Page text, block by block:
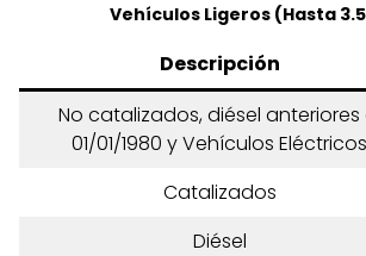
Vehículos Ligeros (Hasta
Descripción
No catalizados, diésel anteriores
01/01/1980 y Vehículos Eléctricos
Catalizados
Diésel